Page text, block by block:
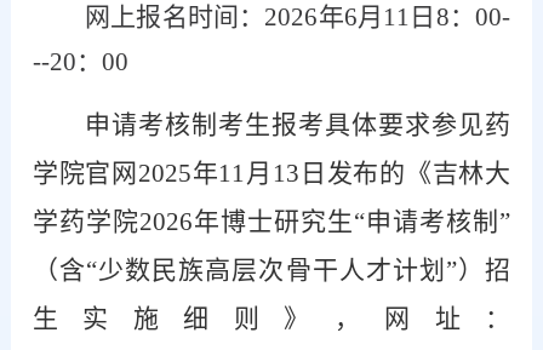
网上报名时间： 2026年6月 11 日 8：00-
--20：00
申请考核制考生报考具体要求参见药
学院官网 2025年11月13日发布的《吉林大
学药学院2026年博士研究生“申请考核制”
（含“少数民族高层次骨干人才计划”）招
生实施细则 》，网址：